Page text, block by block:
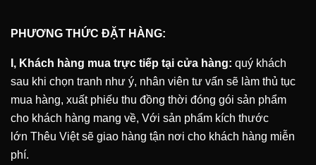
PHƯƠNG THỨC ĐẶT HÀNG:
I, Khách hàng mua trực tiếp tại cửa hàng: quý khách
sau khi chọn tranh như ý, nhân viên tư vấn sẽ làm thủ tục
mua hàng, xuất phiếu thu đồng thời đóng gói sản phẩm
cho khách hàng mang về, Với sản phẩm kích thước
lớn Thêu Việtsẽ giao hàng tận nơi cho khách hàng miễn
phí.